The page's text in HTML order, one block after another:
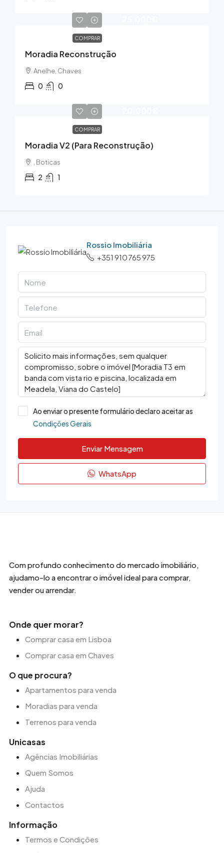
COMPRAR
Moradia Reconstrução
Anelhe, Chaves
0 0
COMPRAR
Moradia V2 (para Reconstrução)
, Boticas
2 1
Rossio Imobiliária
+351 910 765 975
Ao enviar o presente formulário declaro aceitar as
Condições Gerais
Enviar Mensagem
WhatsApp
Com profundo conhecimento do mercado imobiliário,
ajudamo-lo a encontrar o imóvel ideal para comprar,
vender ou arrendar.
Onde quer morar?
Comprar casa em Lisboa
Comprar casa em Chaves
O que procura?
Apartamentos para venda
Moradias para venda
Terrenos para venda
Unicasas
Agências Imobiliárias
Quem Somos
Ajuda
Contactos
Informação
Termos e Condições